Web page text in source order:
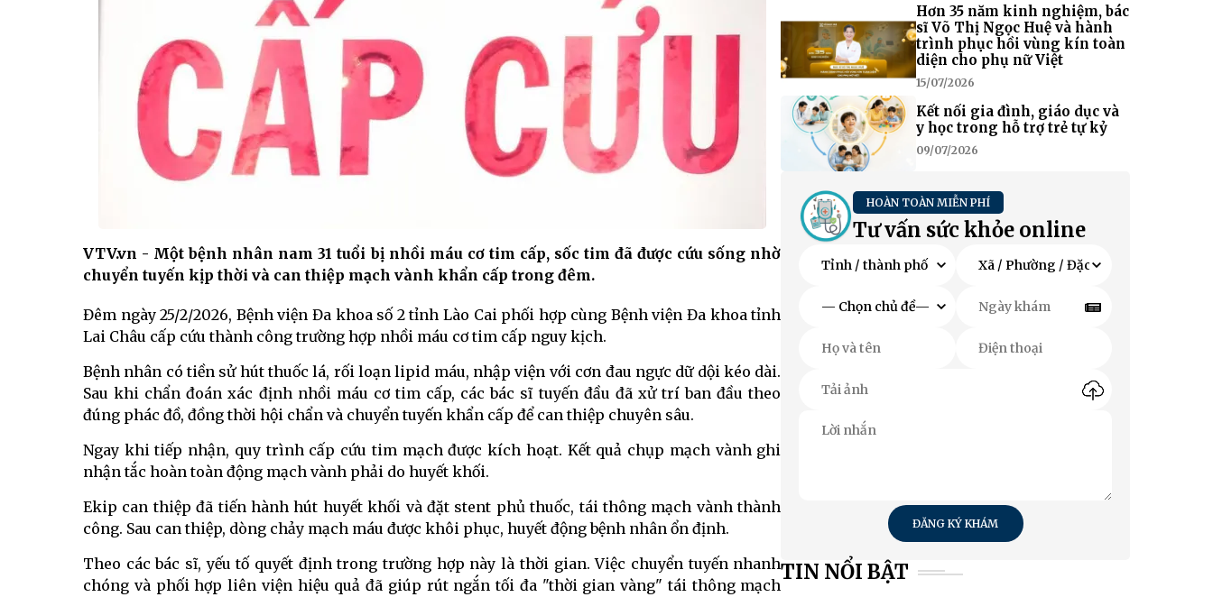
VTV.vn - Một bệnh nhân nam 31 tuổi bị nhồi máu cơ tim cấp, sốc tim đã được cứu sống nhờ
chuyển tuyến kịp thời và can thiệp mạch vành khẩn cấp trong đêm.
Đêm ngày 25/2/2026, Bệnh viện Đa khoa số 2 tỉnh Lào Cai phối hợp cùng Bệnh viện Đa khoa tỉnh
Lai Châu cấp cứu thành công trường hợp nhồi máu cơ tim cấp nguy kịch.
Bệnh nhân có tiền sử hút thuốc lá, rối loạn lipid máu, nhập viện với cơn đau ngực dữ dội kéo dài.
Sau khi chẩn đoán xác định nhồi máu cơ tim cấp, các bác sĩ tuyến đầu đã xử trí ban đầu theo
đúng phác đồ, đồng thời hội chẩn và chuyển tuyến khẩn cấp để can thiệp chuyên sâu.
Ngay khi tiếp nhận, quy trình cấp cứu tim mạch được kích hoạt. Kết quả chụp mạch vành ghi
nhận tắc hoàn toàn động mạch vành phải do huyết khối.
Ekip can thiệp đã tiến hành hút huyết khối và đặt stent phủ thuốc, tái thông mạch vành thành
công. Sau can thiệp, dòng chảy mạch máu được khôi phục, huyết động bệnh nhân ổn định.
Theo các bác sĩ, yếu tố quyết định trong trường hợp này là thời gian. Việc chuyển tuyến nhanh
chóng và phối hợp liên viện hiệu quả đã giúp rút ngắn tối đa "thời gian vàng" tái thông mạch
Hơn 35 năm kinh nghiệm, bác
sĩ Võ Thị Ngọc Huệ và hành
trình phục hồi vùng kín toàn
diện cho phụ nữ Việt
15/07/2026
Kết nối gia đình, giáo dục và
y học trong hỗ trợ trẻ tự kỷ
09/07/2026
HOÀN TOÀN MIỄN PHÍ
Tư vấn sức khỏe online
ĐĂNG KÝ KHÁM
TIN NỔI BẬT